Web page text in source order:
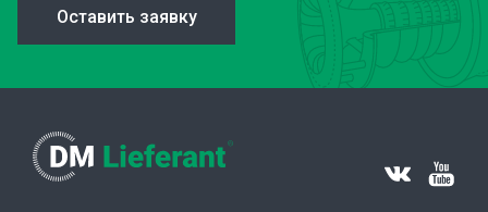
Оставить заявку